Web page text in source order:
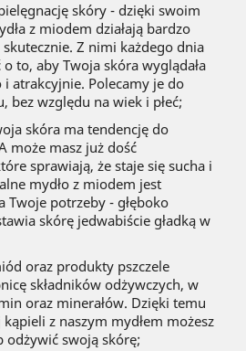
skóry - dzięki swoim
z miodem działają bardzo
Z nimi każdego dnia
o to, aby Twoja skóra wyglądała
i atrakcyjnie. Polecamy je do
bez względu na wiek i płeć;
skóra ma tendencję do
może masz już dość
sprawiają, że staje się sucha i
mydło z miodem jest
Twoje potrzeby - głęboko
skórę jedwabiście gładką w
oraz produkty pszczele
składników odżywczych, w
oraz minerałów. Dzięki temu
kąpieli z naszym mydłem możesz
odżywić swoją skórę;